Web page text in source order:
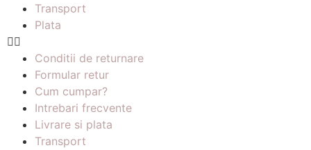
Transport
Plata
Conditii de returnare
Formular retur
Cum cumpar?
Intrebari frecvente
Livrare si plata
Transport